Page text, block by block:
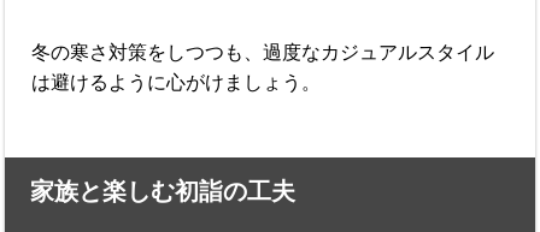
冬の寒さ対策をしつつも、過度なカジュアルスタイル
は避けるように心がけましょう。
家族と楽しむ初詣の工夫